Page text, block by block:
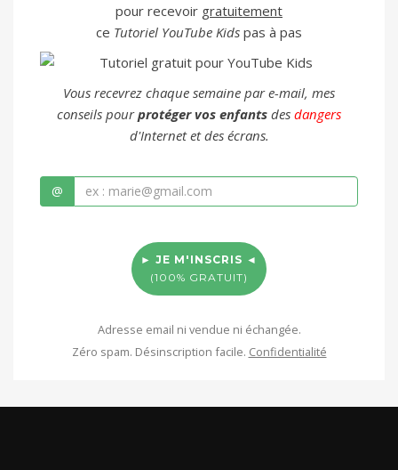
pour recevoir gratuitement
ce Tutoriel YouTube Kids pas à pas
Vous recevrez chaque semaine par e-mail, mes
conseils pourprotéger vos enfants des dangers
d'Internet et des écrans.
@
► JE M'INSCRIS ◄
(100% GRATUIT)
Adresse email ni vendue ni échangée.
Zéro spam. Désinscription facile. Confidentialité